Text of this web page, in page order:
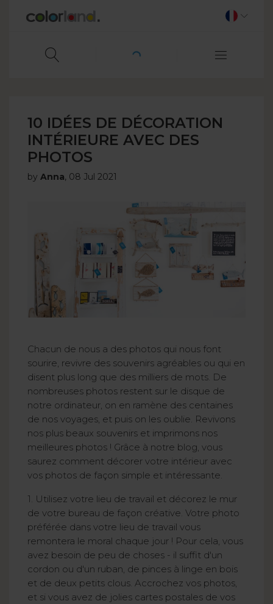
10 IDÉES DE DÉCORATION
INTÉRIEURE AVEC DES
PHOTOS
by Anna, 08 Jul 2021
Chacun de nous a des photos qui nous font
sourire, revivre des souvenirs agréables ou qui en
disent plus long que des milliers de mots. De
nombreuses photos restent sur le disque de
notre ordinateur, on en ramène des centaines
de nos voyages, et puis on les oublie. Revivons
nos plus beaux souvenirs et imprimons nos
meilleures photos ! Grâce à notre blog, vous
saurez comment décorer votre intérieur avec
vos photos de façon simple et intéressante.
1. Utilisez votre lieu de travail et décorez le mur
de votre bureau de façon créative. Votre photo
préférée dans votre lieu de travail vous
remontera le moral chaque jour ! Pour cela, vous
avez besoin de peu de choses - il suffit d'un
cordon ou d'un ruban, de pinces à linge en bois
et de deux petits clous. Accrochez vos photos,
et si vous avez de jolies cartes postales de vos